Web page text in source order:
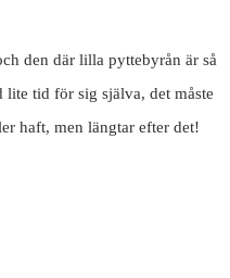
den där lilla pyttebyrån är så
tid för sig själva, det måste
haft, men längtar efter det!